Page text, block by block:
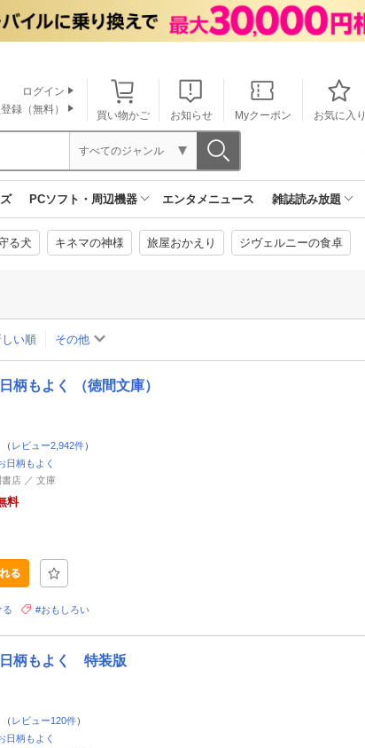
買い物かご お知らせ Myクーポン お気に入り
ログイン
録（無料）
すべてのジャンル
PCソフト・周辺機器 エンタメニュース 雑誌読み放題
る犬 キネマの神様 旅屋おかえり ジヴェルニーの食卓
しい順 その他
柄もよく （徳間文庫）
（ レビュー2,942件）
日柄もよく
店 ／ 文庫
料
る #おもしろい
柄もよく 特装版
（ レビュー120件）
日柄もよく